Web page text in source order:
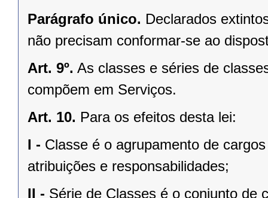
Parágrafo único. Declarados
não precisam conformar-se ao
Art. 9º. As classes e séries de
compõem em Serviços.
Art. 10. Para os efeitos desta lei:
I - Classe é o agrupamento de
atribuições e responsabilidades;
II - Série de Classes é o conjunto de